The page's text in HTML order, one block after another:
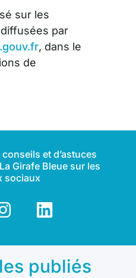
sur les
par
, dans le
de
et d’astuces
Girafe Bleue sur les
sociaux
publiés